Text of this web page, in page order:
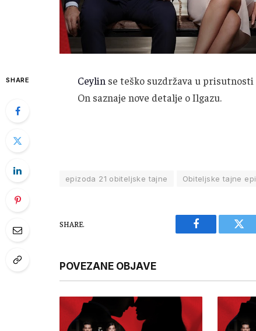
SHARE Ceylin se teško suzdržava u prisutnosti
On saznaje nove detalje o Ilgazu.
epizoda 21 obiteljske tajne Obiteljske tajne
SHARE.
Facebook
POVEZANE OBJAVE